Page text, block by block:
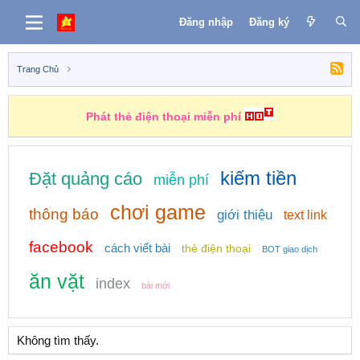
Đăng nhập Đăng ký
Trang Chủ
Phát thẻ điện thoại miễn phí
Đặt quảng cáo miễn phí kiếm tiền
thông báo chơi game giới thiệu text link
facebook cách viết bài thẻ điện thoại BOT giao dịch
ăn vặt index bài mới
Không tìm thấy.